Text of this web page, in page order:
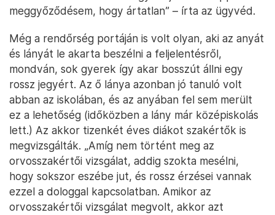
meggyőződésem, hogy ártatlan” – írta az ügyvéd.
Még a rendőrség portáján is volt olyan, aki az anyát
és lányát le akarta beszélni a feljelentésről,
mondván, sok gyerek így akar bosszút állni egy
rossz jegyért. Az ő lánya azonban jó tanuló volt
abban az iskolában, és az anyában fel sem merült
ez a lehetőség (időközben a lány már középiskolás
lett.) Az akkor tizenkét éves diákot szakértők is
megvizsgálták. „Amíg nem történt meg az
orvosszakértői vizsgálat, addig szokta mesélni,
hogy sokszor eszébe jut, és rossz érzései vannak
ezzel a dologgal kapcsolatban. Amikor az
orvosszakértői vizsgálat megvolt, akkor azt